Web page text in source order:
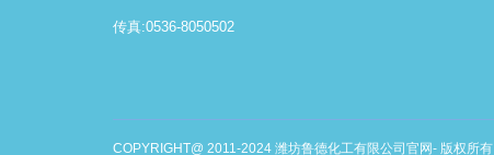
传真:0536-8050502
COPYRIGHT@ 2011-2024 潍坊鲁德化工有限公司官网- 版权所有